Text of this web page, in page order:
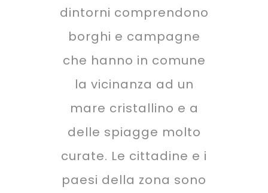
dintorni comprendono
borghi e campagne
che hanno in comune
la vicinanza ad un
mare cristallino e a
delle spiagge molto
curate. Le cittadine e i
paesi della zona sono